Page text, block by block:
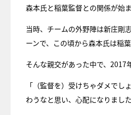
森本氏と稲葉監督との関係が始
当時、チームの外野陣は新庄剛
ーンで、この頃から森本氏は稲
そんな親交があった中で、2017
「（監督を）受けちゃダメで
わうなと思い、心配になりまし